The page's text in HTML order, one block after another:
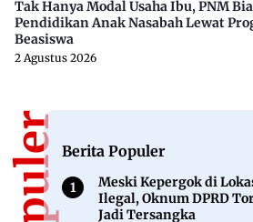
Tak Hanya Modal Usaha Ibu, PNM
Pendidikan Anak Nasabah Lewat
Beasiswa
2 Agustus 2026
Berita Populer
Meski Kepergok di
Ilegal, Oknum DPRD
Jadi Tersangka